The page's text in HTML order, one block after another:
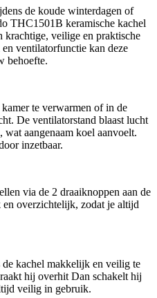
de koude winterdagen of
THC1501B keramische kachel
krachtige, veilige en praktische
ventilatorfunctie kan deze
behoefte.
te verwarmen of in de
De ventilatorstand blaast lucht
aangenaam koel aanvoelt.
inzetbaar.
via de 2 draaiknoppen aan de
overzichtelijk, zodat je altijd
kachel makkelijk en veilig te
hij overhit Dan schakelt hij
veilig in gebruik.